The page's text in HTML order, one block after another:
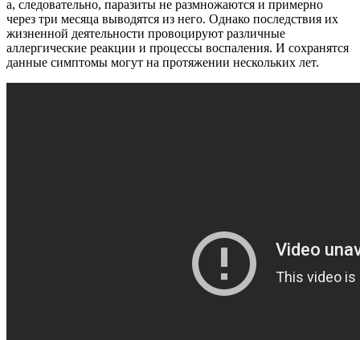
а, следовательно, паразиты не размножаются и примерно
через три месяца выводятся из него. Однако последствия их
жизненной деятельности провоцируют различные
аллергические реакции и процессы воспаления. И сохранятся
данные симптомы могут на протяжении нескольких лет.